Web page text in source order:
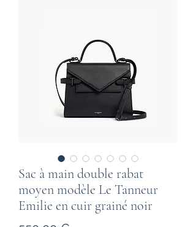
Sac à main double rabat
moyen modèle Le Tanneur
Emilie en cuir grainé noir